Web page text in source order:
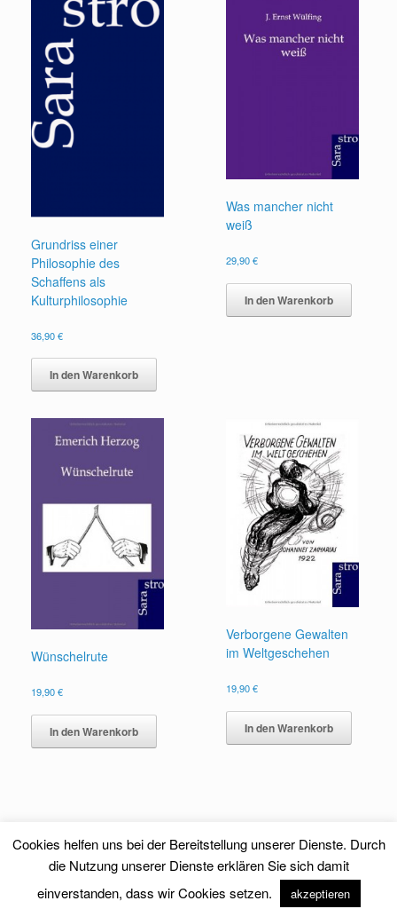
Grundriss einer
Philosophie des
Schaffens als
Kulturphilosophie
36,90€
In den Warenkorb
Was mancher nicht
weiß
29,90€
In den Warenkorb
Wünschelrute
19,90€
In den Warenkorb
Verborgene Gewalten
im Weltgeschehen
19,90€
In den Warenkorb
Cookies helfen uns bei der Bereitstellung unserer Dienste. Durch
die Nutzung unserer Dienste erklären Sie sich damit
einverstanden, dass wir Cookies setzen.
akzeptieren